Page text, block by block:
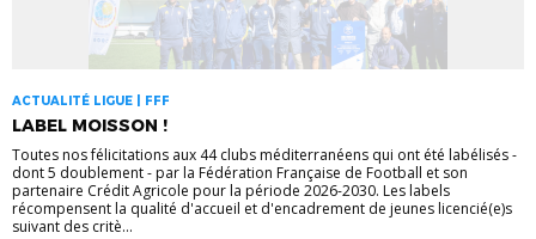
ACTUALITÉ LIGUE | FFF
LABEL MOISSON !
Toutes nos félicitations aux 44 clubs méditerranéens qui ont été labélisés -
dont 5 doublement - par la Fédération Française de Football et son
partenaire Crédit Agricole pour la période 2026-2030. Les labels
récompensent la qualité d'accueil et d'encadrement de jeunes licencié(e)s
suivant des critè...